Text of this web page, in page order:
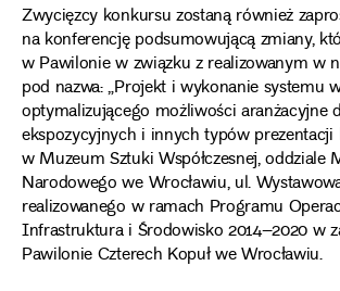
Zwycięzcy konkursu zostaną również
na konferencję podsumowującą zmiany,
w Pawilonie w związku z realizowanym w
pod nazwa: „Projekt i wykonanie systemu
optymalizującego możliwości aranżacyjne
ekspozycyjnych i innych typów
w Muzeum Sztuki Współczesnej, oddziale
Narodowego we Wrocławiu, ul.
realizowanego w ramach Programu
Infrastruktura i Środowisko 2014–2020 w
Pawilonie Czterech Kopuł we Wrocławiu.